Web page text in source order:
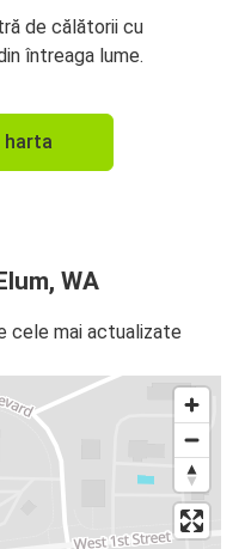
de călătorii cu
întreaga lume.
harta
WA
cele mai actualizate